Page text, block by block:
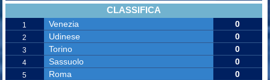
CLASSIFICA
1 Venezia 0
2 Udinese 0
3 Torino 0
4 Sassuolo 0
5 Roma 0